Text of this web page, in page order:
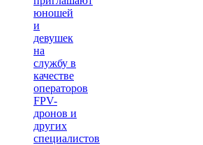
юношей
и
девушек
на
службу в
качестве
операторов
FPV-
дронов и
других
специалистов